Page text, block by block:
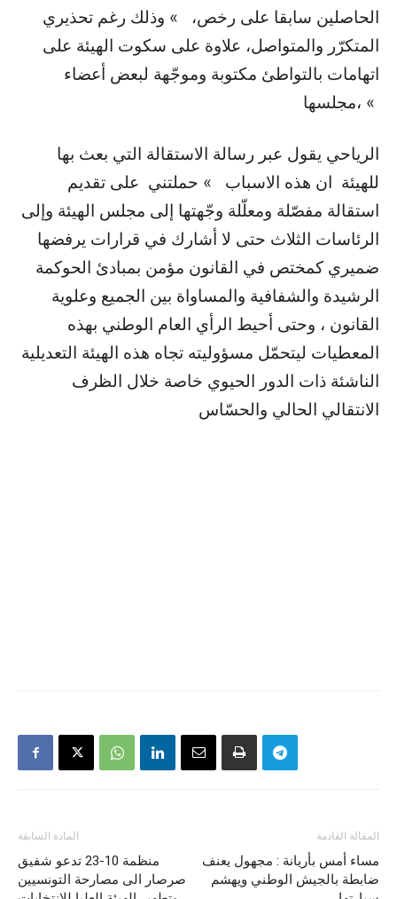
الحاصلين سابقا على رخص، » وذلك رغم تحذيري
المتكرّر والمتواصل، علاوة على سكوت الهيئة على
اتهامات بالتواطئ مكتوبة وموجّهة لبعض أعضاء
مجلسها، «
الرياحي يقول عبر رسالة الاستقالة التي بعث بها
للهيئة ان هذه الاسباب » حملتني على تقديم
استقالة مفصّلة ومعلّلة وجّهتها إلى مجلس الهيئة وإلى
الرئاسات الثلاث حتى لا أشارك في قرارات يرفضها
ضميري كمختص في القانون مؤمن بمبادئ الحوكمة
الرشيدة والشفافية والمساواة بين الجميع وعلوية
القانون ، وحتى أحيط الرأي العام الوطني بهذه
المعطيات ليتحمّل مسؤوليته تجاه هذه الهيئة التعديلية
الناشئة ذات الدور الحيوي خاصة خلال الظرف
الانتقالي الحالي والحسّاس
المادة السابقة
منظمة 10-23 تدعو شفيق
صرصار الى مصارحة التونسيين
المقالة القادمة
مساء أمس بأريانة : مجهول يعنف
ضابطة بالجيش الوطني ويهشم